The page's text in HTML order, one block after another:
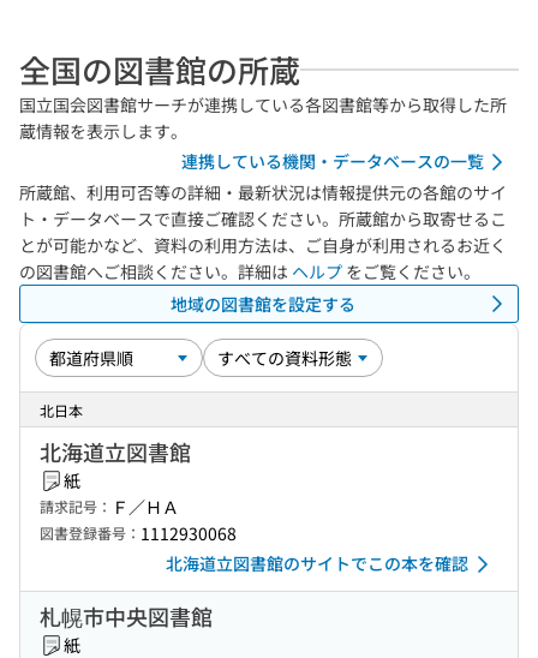
全国の図書館の所蔵
国立国会図書館サーチが連携している各図書館等から取得した所
蔵情報を表示します。
連携している機関・データベースの一覧
所蔵館、利用可否等の詳細・最新状況は情報提供元の各館のサイ
ト・データベースで直接ご確認ください。所蔵館から取寄せるこ
とが可能かなど、資料の利用方法は、ご自身が利用されるお近く
の図書館へご相談ください。詳細は ヘルプ をご覧ください。
地域の図書館を設定する
北日本
北海道立図書館
紙
請求記号： Ｆ／ＨＡ
図書登録番号： 1112930068
北海道立図書館のサイトでこの本を確認
札幌市中央図書館
紙